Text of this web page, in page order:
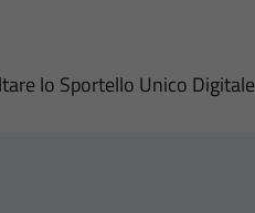
lo Sportello Unico Digitale